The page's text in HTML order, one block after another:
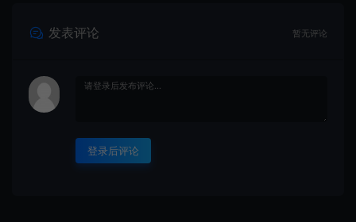
发表评论 暂无评论
登录后评论